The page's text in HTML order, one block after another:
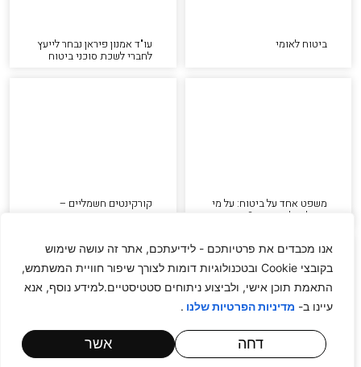
אנו מכבדים את פרטיותכם - לידיעתכם, אתר זה עושה שימוש
בקובצי Cookie ובטכנולוגיות דומות לצורך שיפור חוויית המשתמש,
התאמת תוכן אישי, ולביצוע ניתוחים סטטיסטיים.למידע נוסף, אנא
עיינו ב- מדיניות הפרטיות שלנו .
דחה אשר
ביטוח לאומי עו"ד אמנון פיראן נבחר לייעץ
לחברי לשכת סוכני ביטוח
משפט אחד על ביטוח: על מי
מוטל נטל ההוכחה?
קורקינטים חשמליים –
גילוי מחלות קשות – מהו עו"ד אמנון פיראן בא במייל